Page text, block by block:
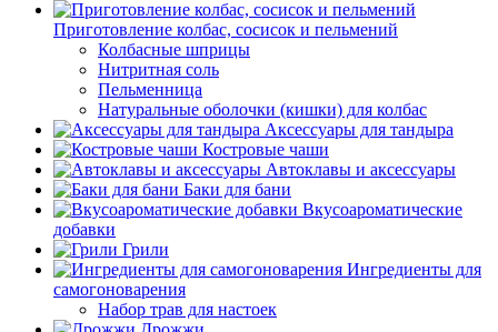
Приготовление колбас, сосисок и пельмений
Колбасные шприцы
Нитритная соль
Пельменница
Натуральные оболочки (кишки) для колбас
Аксессуары для тандыра
Костровые чаши
Автоклавы и аксессуары
Баки для бани
Вкусоароматические
добавки
Грили
Ингредиенты для
самогоноварения
Набор трав для настоек